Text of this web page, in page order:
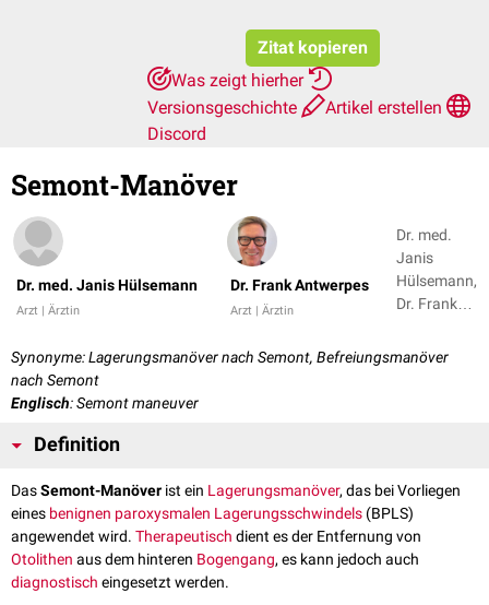
Zitat kopieren
Was zeigt hierher
Versionsgeschichte
Artikel erstellen
Discord
Semont-Manöver
Dr. med. Janis Hülsemann
Arzt | Ärztin
Dr. Frank Antwerpes
Arzt | Ärztin
Dr. med.
Janis
Hülsemann,
Dr. Frank
Synonyme: Lagerungsmanöver nach Semont, Befreiungsmanöver
nach Semont
Englisch: Semont maneuver
Definition
DasSemont-Manöver ist ein Lagerungsmanöver, das bei Vorliegen
eines benignen paroxysmalen Lagerungsschwindels (BPLS)
angewendet wird. Therapeutisch dient es der Entfernung von
Otolithen aus dem hinteren Bogengang, es kann jedoch auch
diagnostisch eingesetzt werden.